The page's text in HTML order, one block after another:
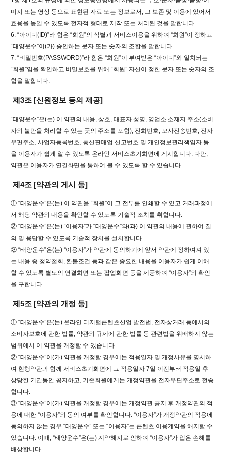
미지 또는 영상 등으로 표현된 자료 또는 정보로서, 그 보존 및 이용에 있어서
효용을 높일 수 있도록 전자적 형태로 제작 또는 처리된 것을 말합니다.
6. “아이디(ID)”라 함은 “회원”의 식별과 서비스이용을 위하여 “회원”이 정하고
“태양운수”이(가) 승인하는 문자 또는 숫자의 조합을 말합니다.
7. “비밀번호(PASSWORD)”라 함은 “회원”이 부여받은 “아이디”와 일치되는
“회원”임을 확인하고 비밀보호를 위해 “회원” 자신이 정한 문자 또는 숫자의 조
합을 말합니다.
제3조 [신원정보 등의 제공]
“태양운수”은(는) 이 약관의 내용, 상호, 대표자 성명, 영업소 소재지 주소(소비
자의 불만을 처리할 수 있는 곳의 주소를 포함), 전화번호, 모사전송번호, 전자
우편주소, 사업자등록번호, 통신판매업 신고번호 및 개인정보관리책임자 등
을 이용자가 쉽게 알 수 있도록 온라인 서비스초기화면에 게시합니다. 다만,
약관은 이용자가 연결화면을 통하여 볼 수 있도록 할 수 있습니다.
제4조 [약관의 게시 등]
① “태양운수”은(는) 이 약관을 “회원”이 그 전부를 인쇄할 수 있고 거래과정에
서 해당 약관의 내용을 확인할 수 있도록 기술적 조치를 취합니다.
② “태양운수”은(는) “이용자”가 “태양운수”와(과) 이 약관의 내용에 관하여 질
의 및 응답할 수 있도록 기술적 장치를 설치합니다.
③ “태양운수”은(는) “이용자”가 약관에 동의하기에 앞서 약관에 정하여져 있
는 내용 중 청약철회, 환불조건 등과 같은 중요한 내용을 이용자가 쉽게 이해
할 수 있도록 별도의 연결화면 또는 팝업화면 등을 제공하여 “이용자”의 확인
을 구합니다.
제5조 [약관의 개정 등]
① “태양운수”은(는) 온라인 디지털콘텐츠산업 발전법, 전자상거래 등에서의
소비자보호에 관한 법률, 약관의 규제에 관한 법률 등 관련법을 위배하지 않는
범위에서 이 약관을 개정할 수 있습니다.
② “태양운수”이(가) 약관을 개정할 경우에는 적용일자 및 개정사유를 명시하
여 현행약관과 함께 서비스초기화면에 그 적용일자 7일 이전부터 적용일 후
상당한 기간동안 공지하고, 기존회원에게는 개정약관을 전자우편주소로 전송
합니다.
③ “태양운수”이(가) 약관을 개정할 경우에는 개정약관 공지 후 개정약관의 적
용에 대한 “이용자”의 동의 여부를 확인합니다. “이용자”가 개정약관의 적용에
동의하지 않는 경우 “태양운수” 또는 “이용자”는 콘텐츠 이용계약을 해지할 수
있습니다. 이때, “태양운수”은(는) 계약해지로 인하여 “이용자”가 입은 손해를
배상합니다.